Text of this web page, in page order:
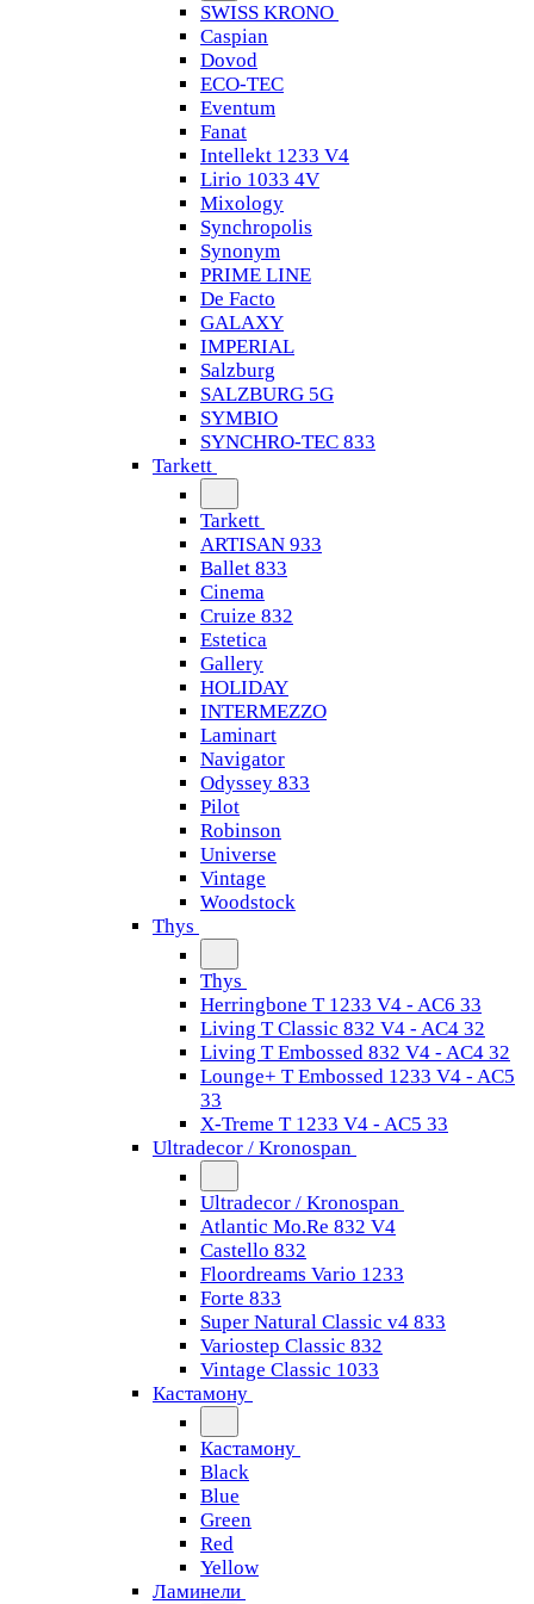
SWISS KRONO
Caspian
Dovod
ECO-TEC
Eventum
Fanat
Intellekt 1233 V4
Lirio 1033 4V
Mixology
Synchropolis
Synonym
PRIME LINE
De Facto
GALAXY
IMPERIAL
Salzburg
SALZBURG 5G
SYMBIO
SYNCHRO-TEC 833
Tarkett
Tarkett
ARTISAN 933
Ballet 833
Cinema
Cruize 832
Estetica
Gallery
HOLIDAY
INTERMEZZO
Laminart
Navigator
Odyssey 833
Pilot
Robinson
Universe
Vintage
Woodstock
Thys
Thys
Herringbone T 1233 V4 - AC6 33
Living T Classic 832 V4 - AC4 32
Living T Embossed 832 V4 - AC4 32
Lounge+ T Embossed 1233 V4 - AC5
33
X-Treme T 1233 V4 - AC5 33
Ultradecor / Kronospan
Ultradecor / Kronospan
Atlantic Mo.Re 832 V4
Castello 832
Floordreams Vario 1233
Forte 833
Super Natural Classic v4 833
Variostep Classic 832
Vintage Classic 1033
Кастамону
Кастамону
Black
Blue
Green
Red
Yellow
Ламинели